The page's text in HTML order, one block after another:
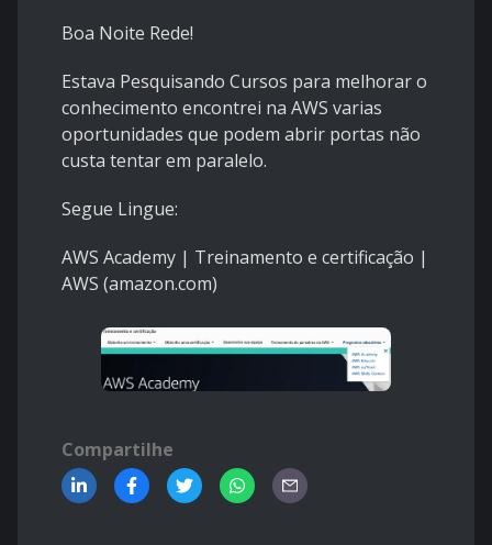
Boa Noite Rede!
Estava Pesquisando Cursos para melhorar o
conhecimento encontrei na AWS varias
oportunidades que podem abrir portas não
custa tentar em paralelo.
Segue Lingue:
AWS Academy | Treinamento e certificação |
AWS (amazon.com)
Compartilhe